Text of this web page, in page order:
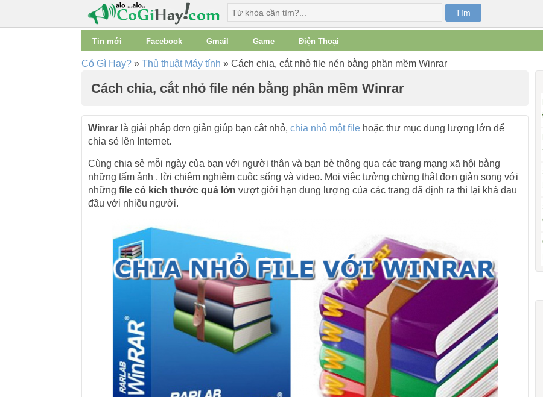
Tin mới Facebook Gmail Game Điện Thoại
Có Gì Hay? » Thủ thuật Máy tính »Cách chia, cắt nhỏ file nén bằng phần mềm Winrar
Cách chia, cắt nhỏ file nén bằng phần mềm Winrar
Winrarlà giải pháp đơn giản giúp bạn cắt nhỏ, chia nhỏ một filehoặc thư mục dung lượng lớn để
chia sẻ lên Internet.
Cùng chia sẻ mỗi ngày của bạn với người thân và bạn bè thông qua các trang mạng xã hội bằng
những tấm ảnh , lời chiêm nghiệm cuộc sống và video. Mọi việc tưởng chừng thật đơn giản song với
những file có kích thước quá lớn vượt giới hạn dung lượng của các trang đã định ra thì lại khá đau
đầu với nhiều người.